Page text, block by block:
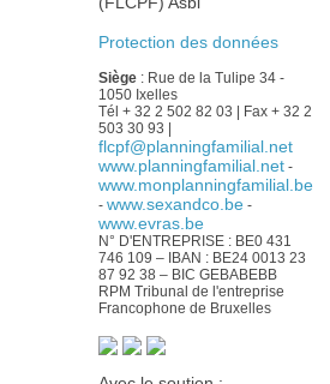
Protection des données
Siège: Rue de la Tulipe 34 -
1050 Ixelles
Tél + 32 2 502 82 03 | Fax + 32 2
503 30 93 |
flcpf@planningfamilial.net
www.planningfamilial.net-
www.monplanningfamilial.be
- www.sexandco.be-
www.evras.be
N° D'ENTREPRISE : BE0 431
746 109 – IBAN : BE24 0013 23
87 92 38 – BIC GEBABEBB
RPM Tribunal de l'entreprise
Francophone de Bruxelles